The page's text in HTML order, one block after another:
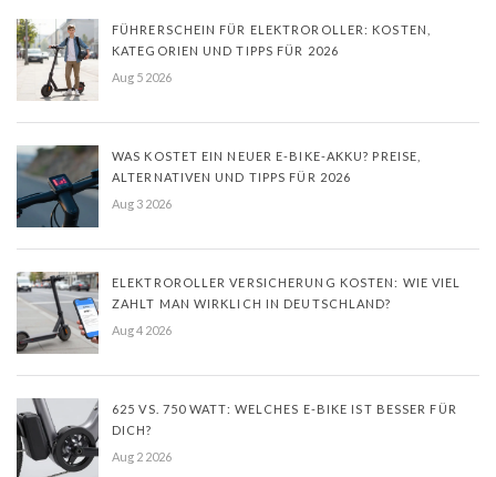
FÜHRERSCHEIN FÜR ELEKTROROLLER: KOSTEN,
KATEGORIEN UND TIPPS FÜR 2026
Aug 5 2026
WAS KOSTET EIN NEUER E-BIKE-AKKU? PREISE,
ALTERNATIVEN UND TIPPS FÜR 2026
Aug 3 2026
ELEKTROROLLER VERSICHERUNG KOSTEN: WIE VIEL
ZAHLT MAN WIRKLICH IN DEUTSCHLAND?
Aug 4 2026
625 VS. 750 WATT: WELCHES E-BIKE IST BESSER FÜR
DICH?
Aug 2 2026